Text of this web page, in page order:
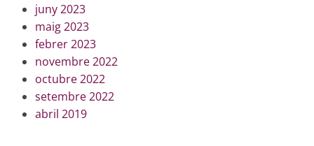
juny 2023
maig 2023
febrer 2023
novembre 2022
octubre 2022
setembre 2022
abril 2019